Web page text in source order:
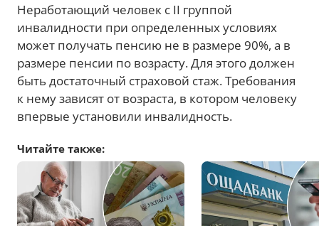
Неработающий человек с II группой
инвалидности при определенных условиях
может получать пенсию не в размере 90%, а в
размере пенсии по возрасту. Для этого должен
быть достаточный страховой стаж. Требования
к нему зависят от возраста, в котором человеку
впервые установили инвалидность.
Читайте также: